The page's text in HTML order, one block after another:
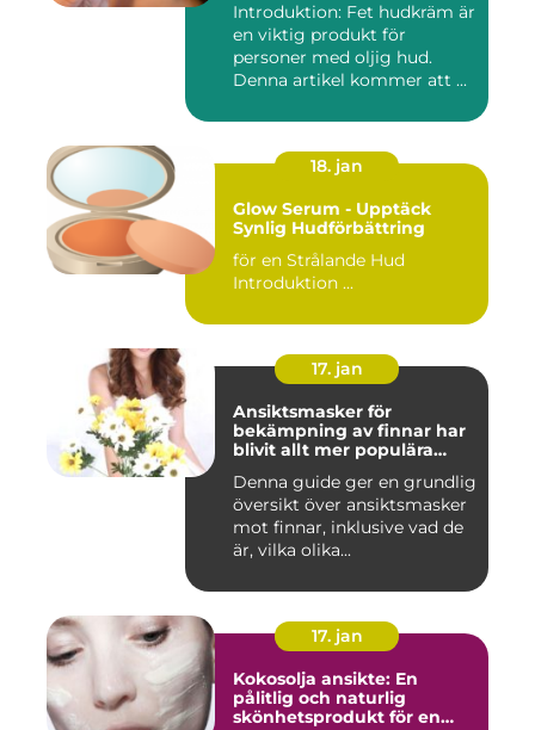
Introduktion: Fet hudkräm är
en viktig produkt för
personer med oljig hud.
Denna artikel kommer att ...
18. jan
Glow Serum - Upptäck
Synlig Hudförbättring
för en Strålande Hud
Introduktion ...
17. jan
Ansiktsmasker för
bekämpning av finnar har
blivit allt mer populära
Denna guide ger en grundlig
översikt över ansiktsmasker
mot finnar, inklusive vad de
är, vilka olika...
17. jan
Kokosolja ansikte: En
pålitlig och naturlig
skönhetsprodukt för en